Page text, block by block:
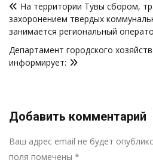
по
записям
На территории Тувы сбором,
захоронением твердых
занимается региональный
Департамент городского
информирует:
Добавить комментарий
Ваш адрес email не будет
поля помечены *